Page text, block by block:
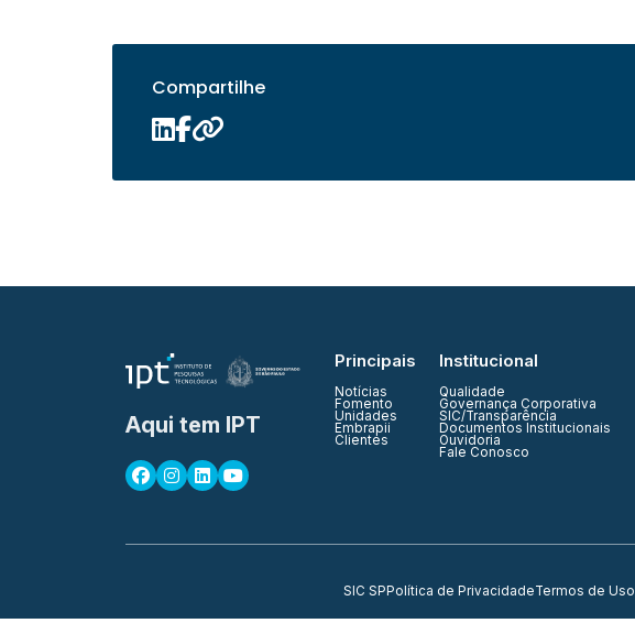
Compartilhe
Aqui tem IPT
Principais
Notícias
Fomento
Unidades
Embrapii
Clientes
Institucional
Qualidade
Governança Corporativa
SIC/Transparência
Documentos Institucionais
Ouvidoria
Fale Conosco
SIC SPPolítica de PrivacidadeTermos de Uso